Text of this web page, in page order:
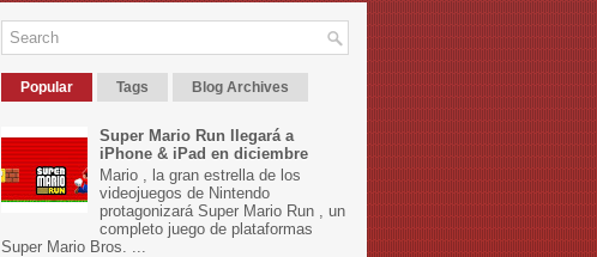
Popular Tags Blog Archives
Super Mario Run llegará a
iPhone & iPad en diciembre
Mario , la gran estrella de los
videojuegos de Nintendo
protagonizará Super Mario Run , un
completo juego de plataformas
Super Mario Bros. ...